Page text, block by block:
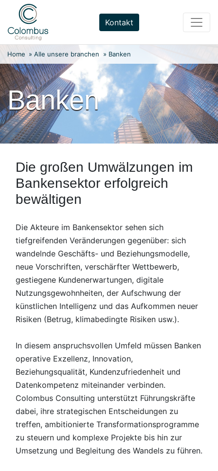
Weiter
Inhalt
Kontakt
Home »Alle unsere branchen » Banken
Banken
Die großen Umwälzungen im
Bankensektor erfolgreich
bewältigen
Die Akteure im Bankensektor sehen sich
tiefgreifenden Veränderungen gegenüber: sich
wandelnde Geschäfts- und Beziehungsmodelle,
neue Vorschriften, verschärfter Wettbewerb,
gestiegene Kundenerwartungen, digitale
Nutzungsgewohnheiten, der Aufschwung der
künstlichen Intelligenz und das Aufkommen neuer
Risiken (Betrug, klimabedingte Risiken usw.).
In diesem anspruchsvollen Umfeld müssen Banken
operative Exzellenz, Innovation,
Beziehungsqualität, Kundenzufriedenheit und
Datenkompetenz miteinander verbinden.
Colombus Consulting unterstützt Führungskräfte
dabei, ihre strategischen Entscheidungen zu
treffen, ambitionierte Transformationsprogramme
zu steuern und komplexe Projekte bis hin zur
Umsetzung und Begleitung des Wandels zu führen.